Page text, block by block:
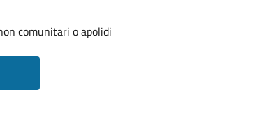
comunitari o apolidi